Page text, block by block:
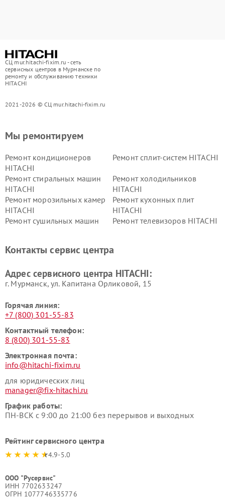
СЦ mur.hitachi-fixim.ru - сеть
сервисных центров в Мурманске по
ремонту и обслуживанию техники
HITACHI
2021-2026 © СЦ mur.hitachi-fixim.ru
Мы ремонтируем
Ремонт кондиционеров
HITACHI
Ремонт сплит-систем HITACHI
Ремонт стиральных машин
HITACHI
Ремонт холодильников
HITACHI
Ремонт морозильных камер
HITACHI
Ремонт кухонных плит
HITACHI
Ремонт сушильных машин
Ремонт телевизоров HITACHI
данных HITACHI
HITACHI
HITACHI
HITACHI
Контакты сервис центра
Адрес сервисного центра HITACHI:
г. Мурманск, ул. Капитана Орликовой, 15
Горячая линия:
+7 (800) 301-55-83
Контактный телефон:
8 (800) 301-55-83
Электронная почта:
info@hitachi-fixim.ru
для юридических лиц
manager@fix-hitachi.ru
График работы:
ПН-ВСК с 9:00 до 21:00 без перерывов и выходных
Рейтинг сервисного центра
4.9-5.0
ООО "Русервис"
ИНН 7702633247
ОГРН 1077746335776